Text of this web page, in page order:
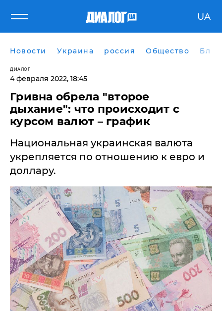
UA
Новости Украина россия Общество
ДИАЛОГ
4 февраля 2022, 18:45
Гривна обрела "второе
дыхание": что происходит с
курсом валют – график
Национальная украинская валюта
укрепляется по отношению к евро и
доллару.